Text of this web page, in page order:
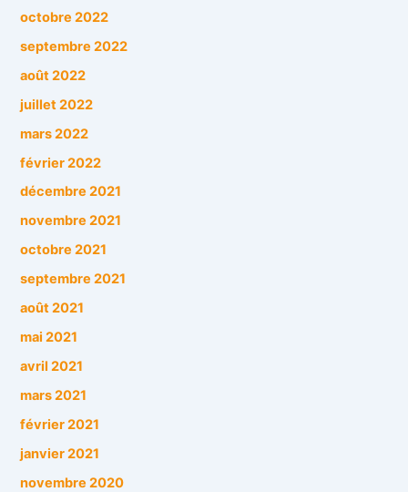
octobre 2022
septembre 2022
août 2022
juillet 2022
mars 2022
février 2022
décembre 2021
novembre 2021
octobre 2021
septembre 2021
août 2021
mai 2021
avril 2021
mars 2021
février 2021
janvier 2021
novembre 2020